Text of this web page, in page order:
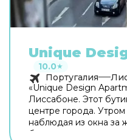
Unique
10.0★
Португалия
«Unique Design
Лиссабоне. Этот
центре города.
наблюдая из окна за
бутик-отелем можно